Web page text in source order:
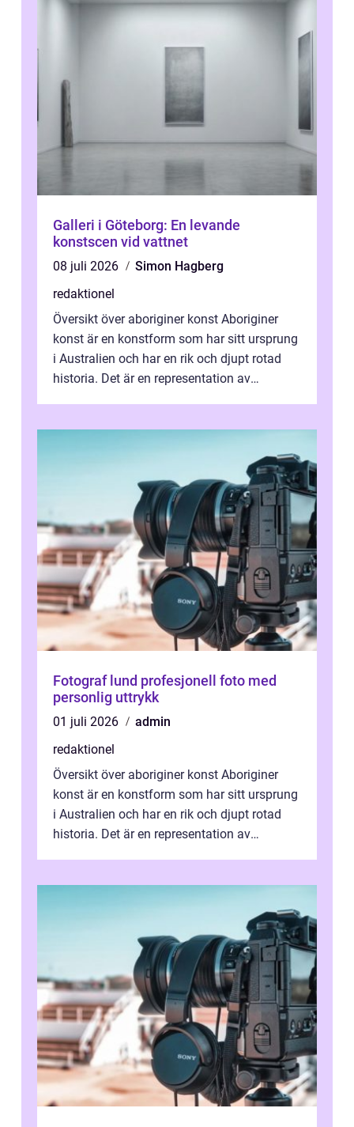
Galleri i Göteborg: En levande
konstscen vid vattnet
08 juli 2026
Simon Hagberg
redaktionel
Översikt över aboriginer konst Aboriginer
konst är en konstform som har sitt ursprung
i Australien och har en rik och djupt rotad
historia. Det är en representation av
Fotograf lund profesjonell foto med
personlig uttrykk
01 juli 2026
admin
redaktionel
Översikt över aboriginer konst Aboriginer
konst är en konstform som har sitt ursprung
i Australien och har en rik och djupt rotad
historia. Det är en representation av